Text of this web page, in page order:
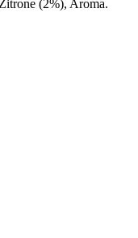
(2%), Aroma.